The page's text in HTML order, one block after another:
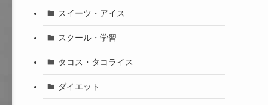
スイーツ・アイス
スクール・学習
タコス・タコライス
ダイエット